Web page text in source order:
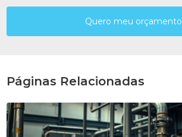
Quero meu orçamento
Páginas Relacionadas